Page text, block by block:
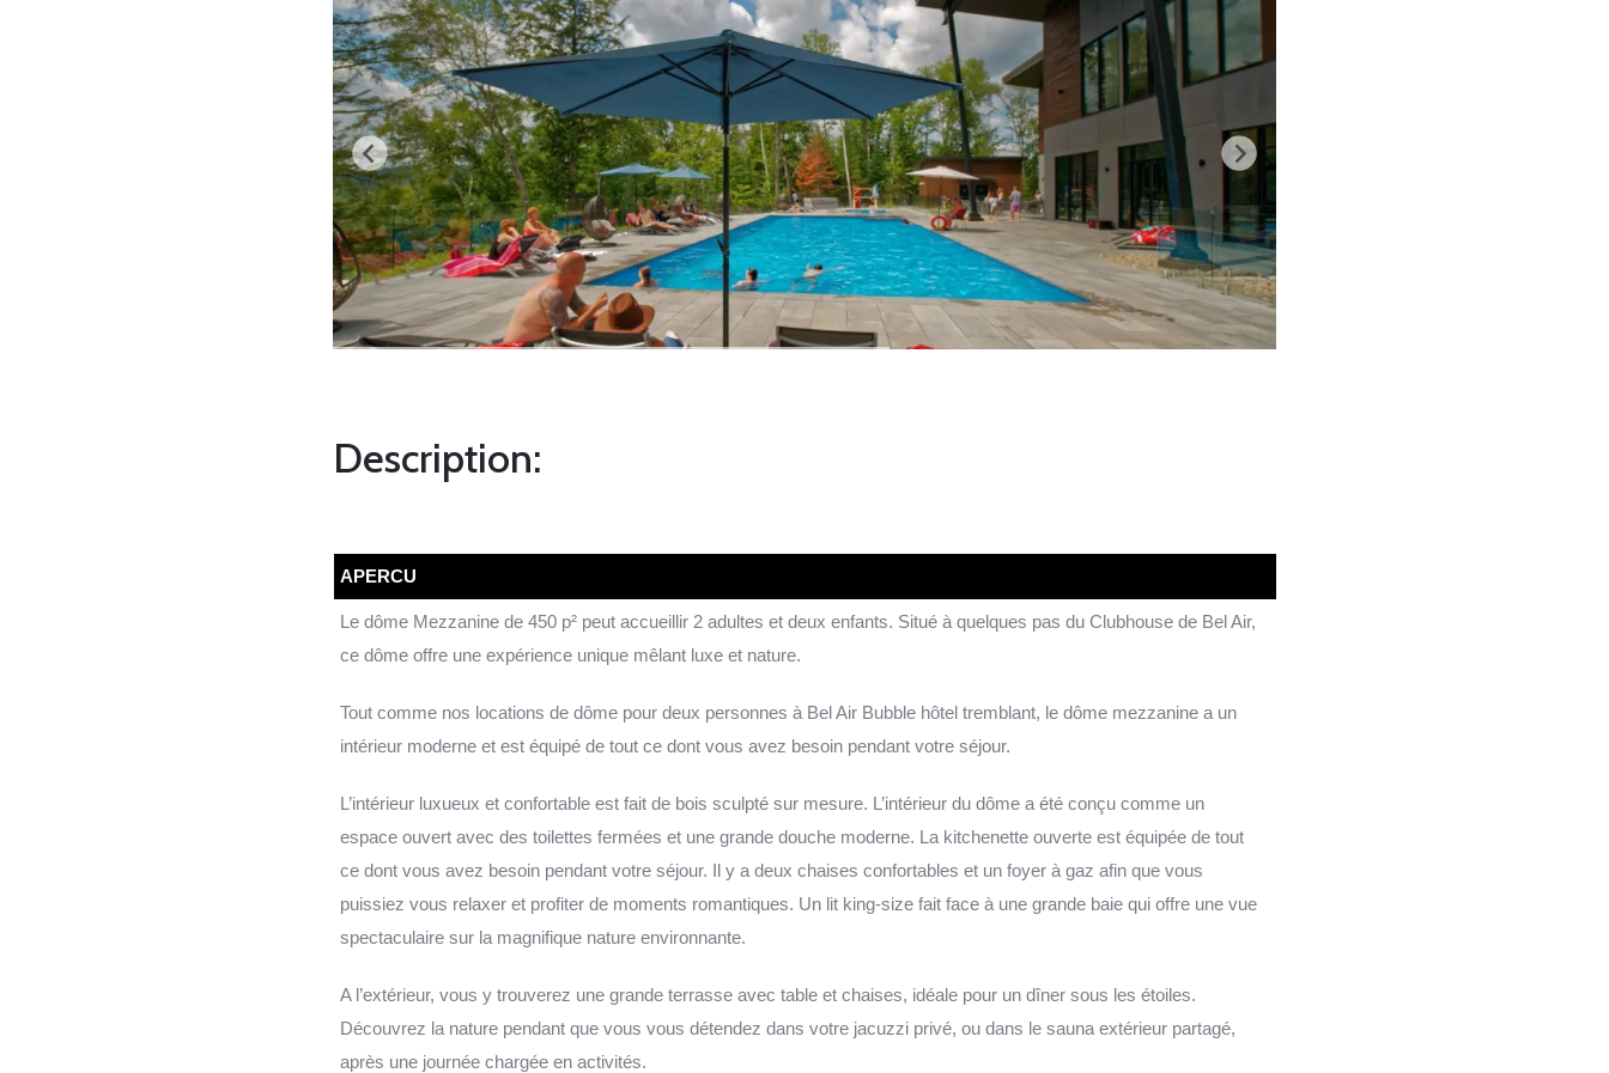
Description:
APERCU
Le dôme Mezzanine de 450 p² peut accueillir 2 adultes et deux enfants. Situé à quelques pas du Clubhouse de Bel Air,
ce dôme offre une expérience unique mêlant luxe et nature.
Tout comme nos locations de dôme pour deux personnes à Bel Air Bubble hôtel tremblant, le dôme mezzanine a un
intérieur moderne et est équipé de tout ce dont vous avez besoin pendant votre séjour.
L’intérieur luxueux et confortable est fait de bois sculpté sur mesure. L’intérieur du dôme a été conçu comme un
espace ouvert avec des toilettes fermées et une grande douche moderne. La kitchenette ouverte est équipée de tout
ce dont vous avez besoin pendant votre séjour. Il y a deux chaises confortables et un foyer à gaz afin que vous
puissiez vous relaxer et profiter de moments romantiques. Un lit king-size fait face à une grande baie qui offre une vue
spectaculaire sur la magnifique nature environnante.
A l’extérieur, vous y trouverez une grande terrasse avec table et chaises, idéale pour un dîner sous les étoiles.
Découvrez la nature pendant que vous vous détendez dans votre jacuzzi privé, ou dans le sauna extérieur partagé,
après une journée chargée en activités.